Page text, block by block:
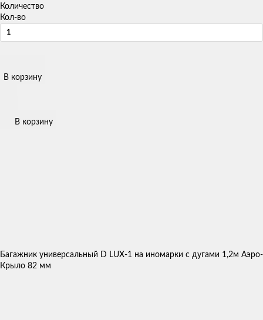
Количество
Кол-во
В корзину
В корзину
Багажник универсальный D LUX-1 на иномарки с дугами 1,2м Аэро-
Крыло 82 мм